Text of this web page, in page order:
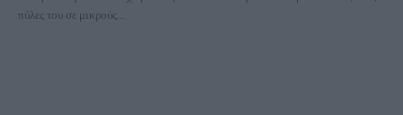
πύλες του σε μικρούς...